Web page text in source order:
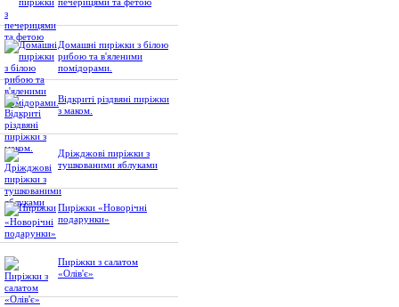
Домашні пиріжки з білою
рибою та в'яленими
помідорами.
Відкриті різдвяні пиріжки
з маком.
Дріжджові пиріжки з
тушкованими яблуками
Пиріжки «Новорічні
подарунки»
Пиріжки з салатом
«Олів'є»